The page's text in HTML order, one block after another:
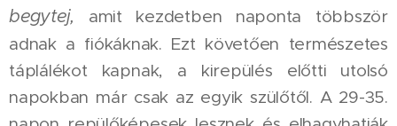
begytej, amit kezdetben naponta többször
adnak a fiókáknak. Ezt követően természetes
táplálékot kapnak, a kirepülés előtti utolsó
napokban már csak az egyik szülőtől. A 29-35.